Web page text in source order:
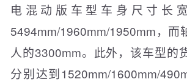
电混动版车型车身尺寸长
5494mm/1960mm/1950mm，而
人的3300mm。此外，该车型的
分别达到1520mm/1600mm/